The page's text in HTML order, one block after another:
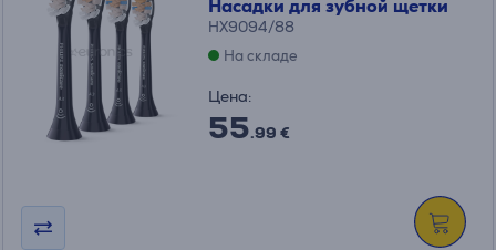
Насадки для зубной щетки
HX9094/88
На складе
Цена:
55.99 €